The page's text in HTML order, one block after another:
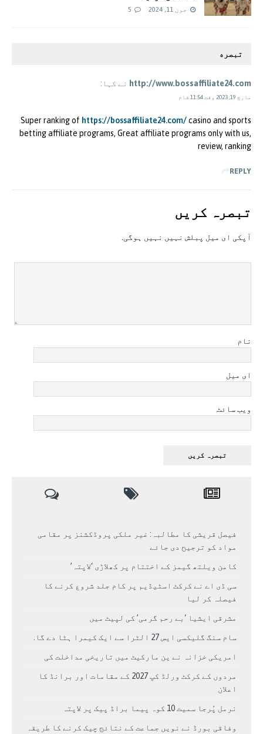
جون 11, 2024 5
تبصره
http://www.bossaffiliate24.com نے کہا:
مارچ 19, 2023 وقت 11:54 شام
Super ranking of https://bossaffiliate24.com/casino and sports
betting affiliate programs, Great affiliate programs only with us,
review, ranking
REPLY
تبصرہ کريں
آپکی ای ميل پبلش نہيں نہيں ہوگی.
نام
ای میل
ویب سائٹ
فیصل قریشی کا مطالبہ: غیر ملکی پروڈکشنز پر مقامی
مواد کو ترجیح دی جائے
کامن ویلتھ گیمز کے اختتام پر کھلاڑی ‘لاپتہ’
سی ڈی اے نے کرکٹ اسٹیڈیم پر کام جلد شروع کرنے کا
فیصلہ کر لیا
مشرقی ایشیا ‘بے رحم گرمی’ کی لپیٹ میں
سام سنگ گلیکسی ایس 27 الٹرا سے ایک کیمرا ہٹا دے گا.
امریکی خزانہ نے ین مارکیٹ میں تاریخی مداخلت کی
مردوں کے کرکٹ ورلڈ کپ 2027 کے مقامات اور برانڈ کا
اعلان
نرمل پُرجا سمیت 10 کوہ پیما براڈ پیک پر لاپتہ
وفاقی بورڈ نے نویں جماعت کے نتائج چیک کرنے کا طریقہ